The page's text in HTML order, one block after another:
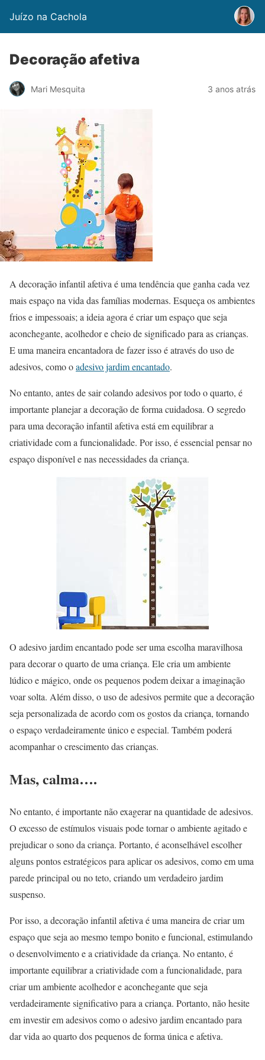
Juízo na Cachola
Decoração afetiva
Mari Mesquita 3 anos atrás
A decoração infantil afetiva é uma tendência que ganha cada vez
mais espaço na vida das famílias modernas. Esqueça os ambientes
frios e impessoais; a ideia agora é criar um espaço que seja
aconchegante, acolhedor e cheio de significado para as crianças.
E uma maneira encantadora de fazer isso é através do uso de
adesivos, como oadesivo jardim encantado.
No entanto, antes de sair colando adesivos por todo o quarto, é
importante planejar a decoração de forma cuidadosa. O segredo
para uma decoração infantil afetiva está em equilibrar a
criatividade com a funcionalidade. Por isso, é essencial pensar no
espaço disponível e nas necessidades da criança.
O adesivo jardim encantado pode ser uma escolha maravilhosa
para decorar o quarto de uma criança. Ele cria um ambiente
lúdico e mágico, onde os pequenos podem deixar a imaginação
voar solta. Além disso, o uso de adesivos permite que a decoração
seja personalizada de acordo com os gostos da criança, tornando
o espaço verdadeiramente único e especial. Também poderá
acompanhar o crescimento das crianças.
Mas, calma….
No entanto, é importante não exagerar na quantidade de adesivos.
O excesso de estímulos visuais pode tornar o ambiente agitado e
prejudicar o sono da criança. Portanto, é aconselhável escolher
alguns pontos estratégicos para aplicar os adesivos, como em uma
parede principal ou no teto, criando um verdadeiro jardim
suspenso.
Por isso, a decoração infantil afetiva é uma maneira de criar um
espaço que seja ao mesmo tempo bonito e funcional, estimulando
o desenvolvimento e a criatividade da criança. No entanto, é
importante equilibrar a criatividade com a funcionalidade, para
criar um ambiente acolhedor e aconchegante que seja
verdadeiramente significativo para a criança. Portanto, não hesite
em investir em adesivos como o adesivo jardim encantado para
dar vida ao quarto dos pequenos de forma única e afetiva.